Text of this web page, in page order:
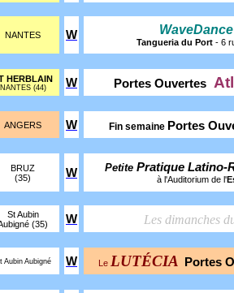
NANTES W WaveDance
Tangueria du Port - 6
HERBLAIN
NANTES (44) W Portes Ouvertes
ANGERS W Fin semaine Portes
BRUZ
(35)
W PetitePratique Latino-
à l'Auditorium de l'
St Aubin
(35)
W Les dimanches
Aubin Aubigné W Le LUTÉCIA Portes